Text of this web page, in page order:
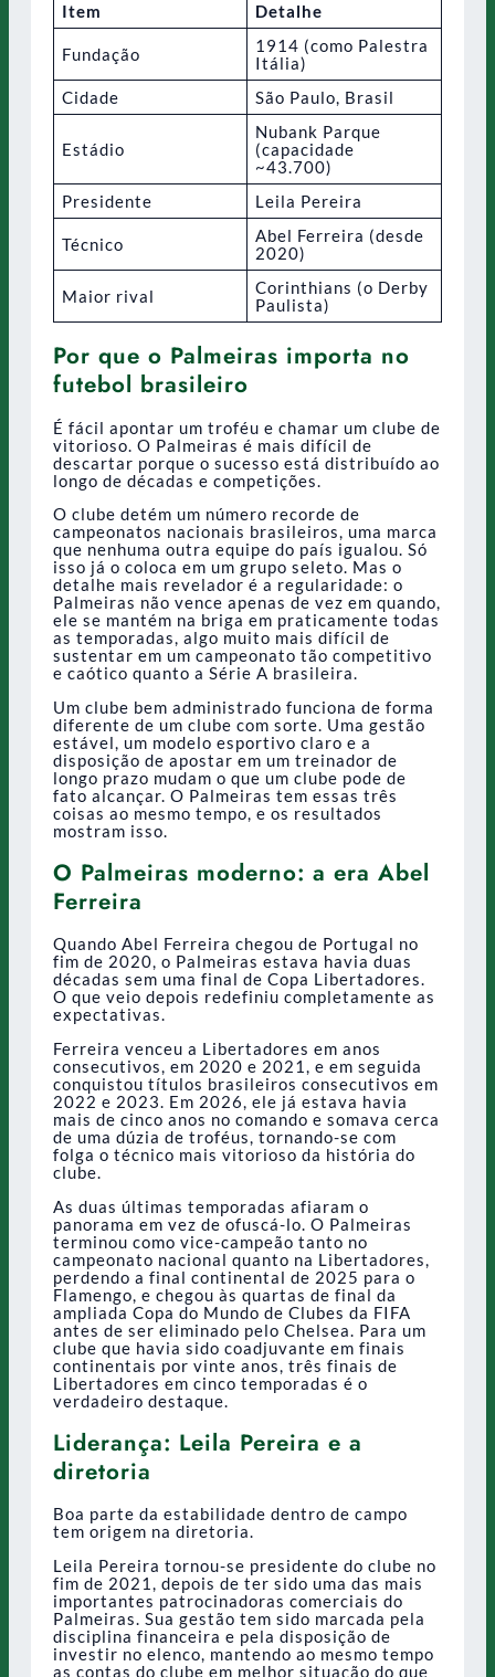
Item Detalhe
Fundação
1914 (como Palestra
Itália)
Cidade
São Paulo, Brasil
Estádio
Nubank Parque
(capacidade
~43.700)
Presidente
Leila Pereira
Técnico
Abel Ferreira (desde
2020)
Maior rival
Corinthians (o Derby
Paulista)
Por que o Palmeiras importa no
futebol brasileiro
É fácil apontar um troféu e chamar um clube de
vitorioso. O Palmeiras é mais difícil de
descartar porque o sucesso está distribuído ao
longo de décadas e competições.
O clube detém um número recorde de
campeonatos nacionais brasileiros, uma marca
que nenhuma outra equipe do país igualou. Só
isso já o coloca em um grupo seleto. Mas o
detalhe mais revelador é a regularidade: o
Palmeiras não vence apenas de vez em quando,
ele se mantém na briga em praticamente todas
as temporadas, algo muito mais difícil de
sustentar em um campeonato tão competitivo
e caótico quanto a Série A brasileira.
Um clube bem administrado funciona de forma
diferente de um clube com sorte. Uma gestão
estável, um modelo esportivo claro e a
disposição de apostar em um treinador de
longo prazo mudam o que um clube pode de
fato alcançar. O Palmeiras tem essas três
coisas ao mesmo tempo, e os resultados
mostram isso.
O Palmeiras moderno: a era Abel
Ferreira
Quando Abel Ferreira chegou de Portugal no
fim de 2020, o Palmeiras estava havia duas
décadas sem uma final de Copa Libertadores.
O que veio depois redefiniu completamente as
expectativas.
Ferreira venceu a Libertadores em anos
consecutivos, em 2020 e 2021, e em seguida
conquistou títulos brasileiros consecutivos em
2022 e 2023. Em 2026, ele já estava havia
mais de cinco anos no comando e somava cerca
de uma dúzia de troféus, tornando-se com
folga o técnico mais vitorioso da história do
clube.
As duas últimas temporadas afiaram o
panorama em vez de ofuscá-lo. O Palmeiras
terminou como vice-campeão tanto no
campeonato nacional quanto na Libertadores,
perdendo a final continental de 2025 para o
Flamengo, e chegou às quartas de final da
ampliada Copa do Mundo de Clubes da FIFA
antes de ser eliminado pelo Chelsea. Para um
clube que havia sido coadjuvante em finais
continentais por vinte anos, três finais de
Libertadores em cinco temporadas é o
verdadeiro destaque.
Liderança: Leila Pereira e a
diretoria
Boa parte da estabilidade dentro de campo
tem origem na diretoria.
Leila Pereira tornou-se presidente do clube no
fim de 2021, depois de ter sido uma das mais
importantes patrocinadoras comerciais do
Palmeiras. Sua gestão tem sido marcada pela
disciplina financeira e pela disposição de
investir no elenco, mantendo ao mesmo tempo
as contas do clube em melhor situação do que